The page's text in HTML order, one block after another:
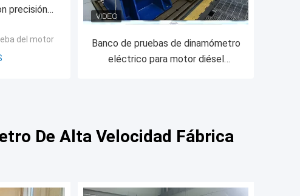
precisión
del motor
Banco de pruebas de dinamómetro
eléctrico para motor diésel
De Alta Velocidad Fábrica